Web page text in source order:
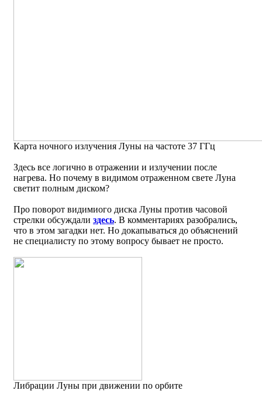
Карта ночного излучения Луны на частоте 37 ГГц
Здесь все логично в отражении и излучении после
нагрева. Но почему в видимом отраженном свете Луна
светит полным диском?
Про поворот видимиого диска Луны против часовой
стрелки обсуждали здесь. В комментариях разобрались,
что в этом загадки нет. Но докапываться до объяснений
не специалисту по этому вопросу бывает не просто.
Либрации Луны при движении по орбите